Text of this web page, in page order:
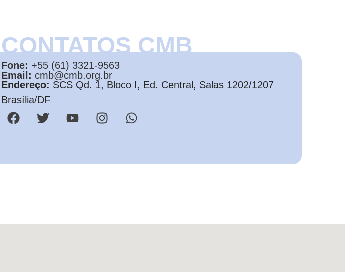
CONTATOS CMB
Fone: +55 (61) 3321-9563
Email: cmb@cmb.org.br
Endereço: SCS Qd. 1, Bloco I, Ed. Central, Salas 1202/1207
Brasília/DF